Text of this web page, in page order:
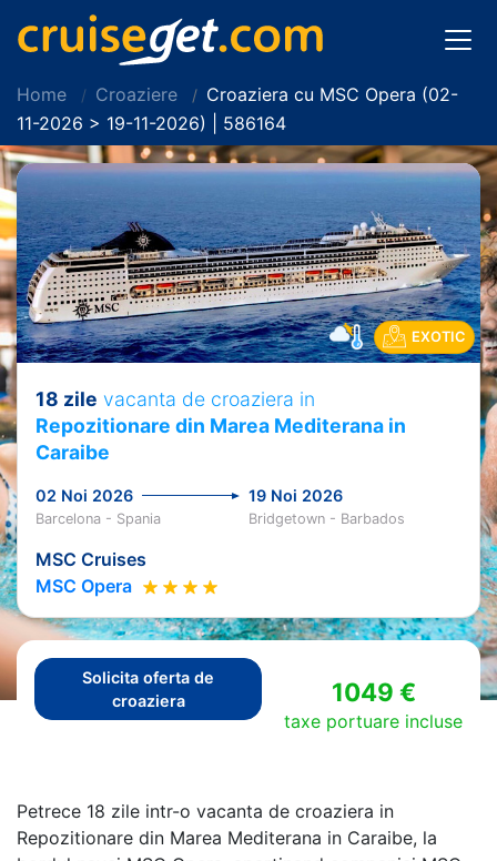
Home Croaziere
Croaziera cu MSC Opera (02-
11-2026 > 19-11-2026) | 586164
EXOTIC
18 zile vacanta de croaziera in
Repozitionare din Marea Mediterana in
Caraibe
02 Noi 2026 19 Noi 2026
Barcelona - Spania Bridgetown - Barbados
MSC Cruises
MSC Opera
Solicita oferta de
croaziera
1049 €
taxe portuare incluse
Petrece 18 zile intr-o vacanta de croaziera in
Repozitionare din Marea Mediterana in Caraibe, la